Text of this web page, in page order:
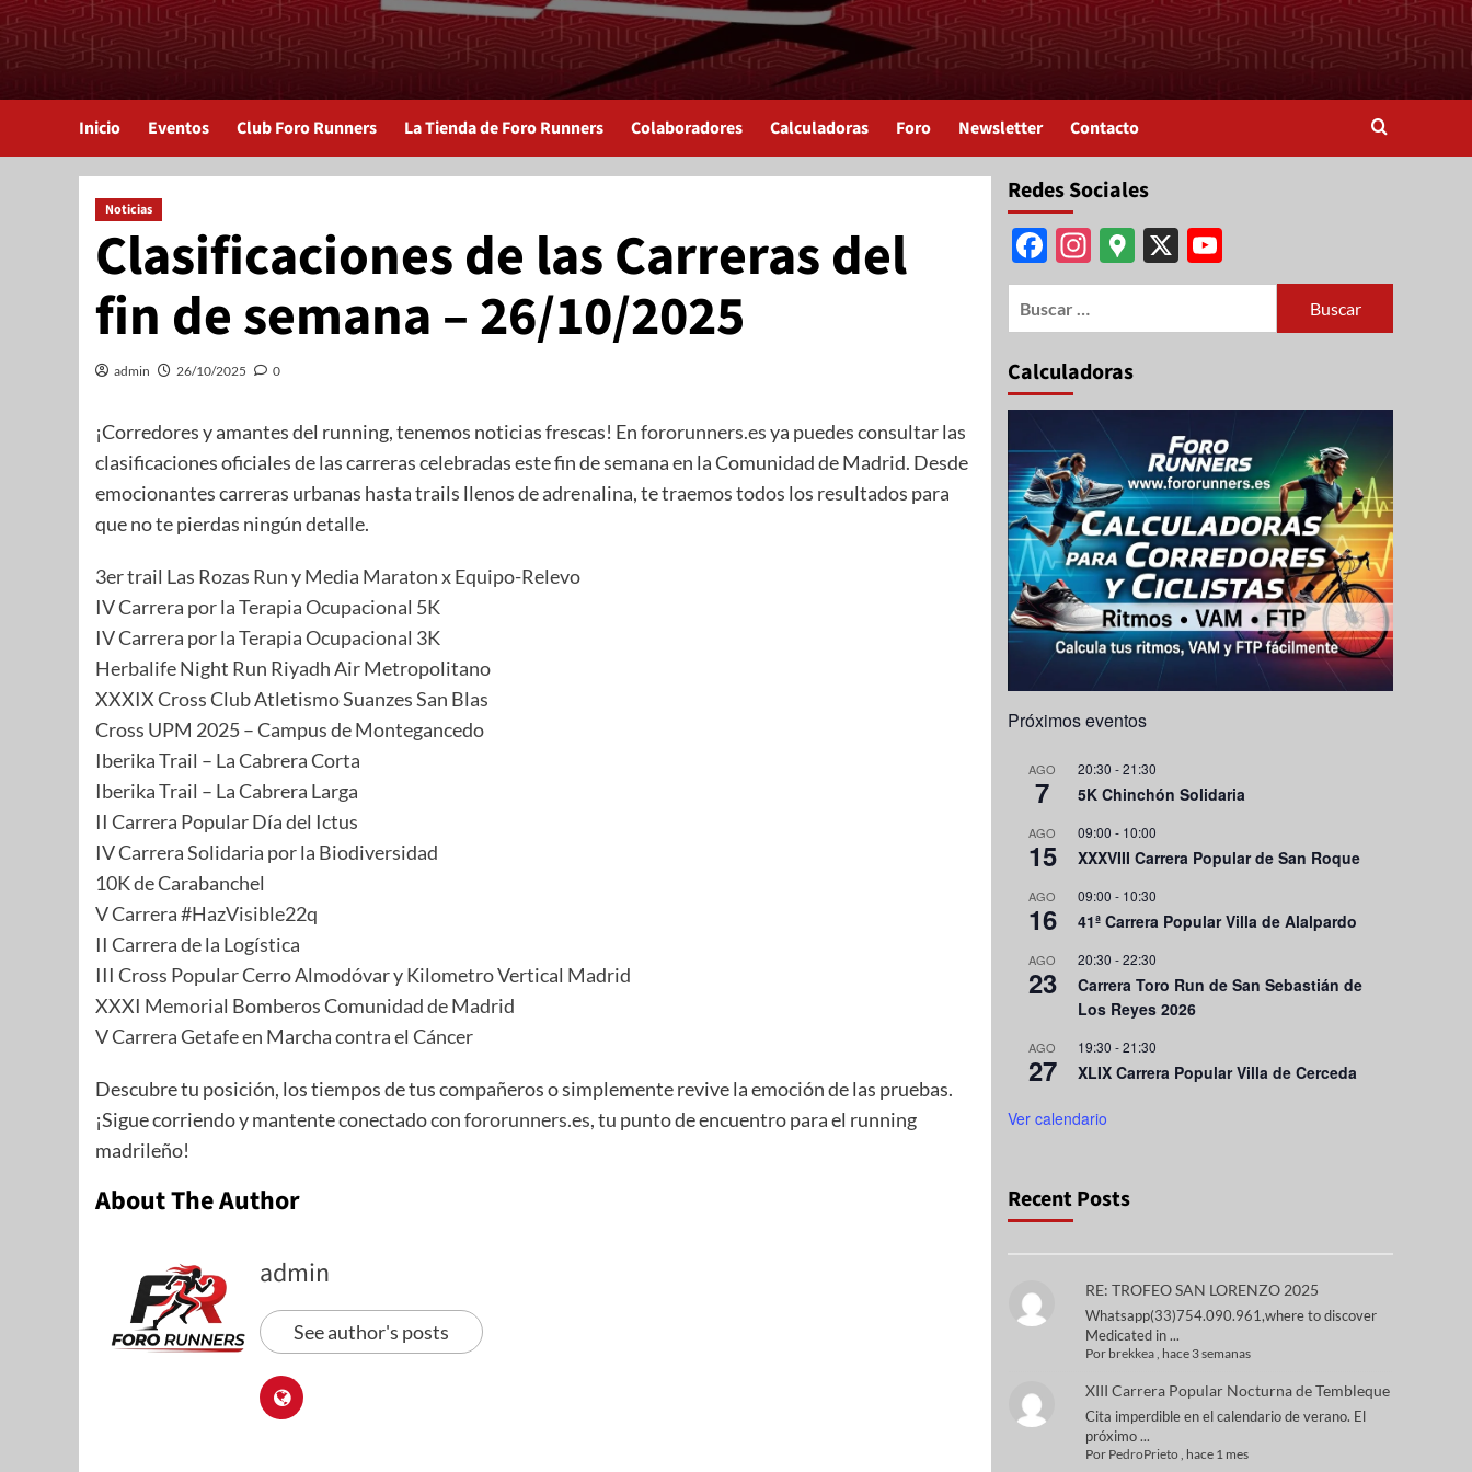
Inicio Eventos Club Foro Runners La Tienda de Foro Runners Colaboradores Calculadoras Foro Newsletter Contacto
Noticias
Clasificaciones de las Carreras del
fin de semana – 26/10/2025
admin 26/10/2025 0
¡Corredores y amantes del running, tenemos noticias frescas! Enfororunners.esya puedes consultar las
clasificaciones oficiales de las carreras celebradas este fin de semana en la Comunidad de Madrid. Desde
emocionantes carreras urbanas hasta trails llenos de adrenalina, te traemos todos los resultados para
que no te pierdas ningún detalle.
3er trail Las Rozas Run y Media Maraton x Equipo-Relevo
IV Carrera por la Terapia Ocupacional 5K
IV Carrera por la Terapia Ocupacional 3K
Herbalife Night Run Riyadh Air Metropolitano
XXXIX Cross Club Atletismo Suanzes San Blas
Cross UPM 2025 – Campus de Montegancedo
Iberika Trail – La Cabrera Corta
Iberika Trail – La Cabrera Larga
II Carrera Popular Día del Ictus
IV Carrera Solidaria por la Biodiversidad
10K de Carabanchel
V Carrera #HazVisible22q
II Carrera de la Logística
III Cross Popular Cerro Almodóvar y Kilometro Vertical Madrid
XXXI Memorial Bomberos Comunidad de Madrid
V Carrera Getafe en Marcha contra el Cáncer
Descubre tu posición, los tiempos de tus compañeros o simplemente revive la emoción de las pruebas.
¡Sigue corriendo y mantente conectado confororunners.es, tu punto de encuentro para el running
madrileño!
About The Author
admin
See author's posts
Redes Sociales
Facebook
Instagram
Google
Maps
X YouTube
Channel
Calculadoras
Próximos eventos
AGO
7
20:30 -21:30
5K Chinchón Solidaria
AGO
15
09:00 - 10:00
XXXVIII Carrera Popular de San Roque
AGO
16
09:00 - 10:30
41ª Carrera Popular Villa de Alalpardo
AGO
23
20:30 -22:30
Carrera Toro Run de San Sebastián de
Los Reyes 2026
AGO
27
19:30 -21:30
XLIX Carrera Popular Villa de Cerceda
Ver calendario
Recent Posts
RE: TROFEO SAN LORENZO 2025
Whatsapp(33)754.090.961,where to discover
Medicated in ...
Por brekkea, hace 3 semanas
XIII Carrera Popular Nocturna de Tembleque
Cita imperdible en el calendario de verano. El
próximo ...
Por PedroPrieto , hace 1 mes